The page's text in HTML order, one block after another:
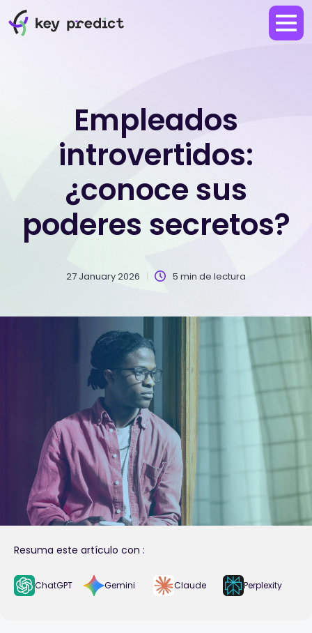
Empleados
introvertidos:
¿conoce sus
poderes secretos?
27 January 2026 5 min de lectura
Resuma este artículo con :
ChatGPT Gemini Claude Perplexity